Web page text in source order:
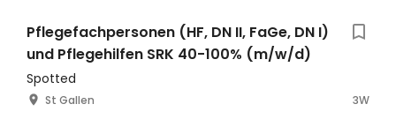
Pflegefachpersonen (HF, DN II, FaGe, DN I)
und Pflegehilfen SRK 40-100% (m/w/d)
Spotted
St Gallen 3W